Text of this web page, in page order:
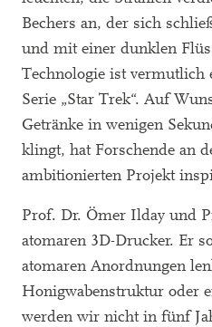
Bechers an, der sich
und mit einer dunklen
Technologie ist vermutlich
Serie „Star Trek“. Auf
Getränke in wenigen
klingt, hat Forschende an
ambitionierten Projekt
Prof. Dr. Ömer Ilday und
atomaren 3D-Drucker. Er
atomaren Anordnungen
Honigwabenstruktur oder
werden wir nicht in fünf